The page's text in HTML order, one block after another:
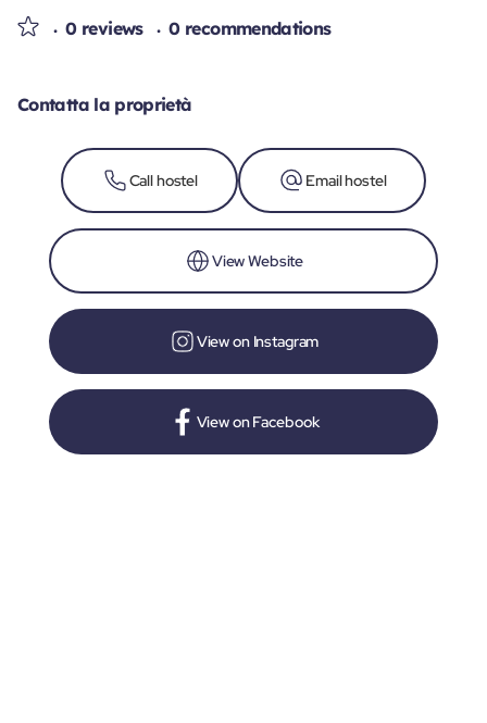
0 reviews 0 recommendations
Contatta la proprietà
Call hostel Email hostel
View Website
View on Instagram
View on Facebook